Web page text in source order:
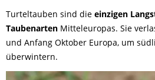
Turteltauben sind die einzigen
Taubenarten Mitteleuropas. Sie
und Anfang Oktober Europa, um
überwintern.